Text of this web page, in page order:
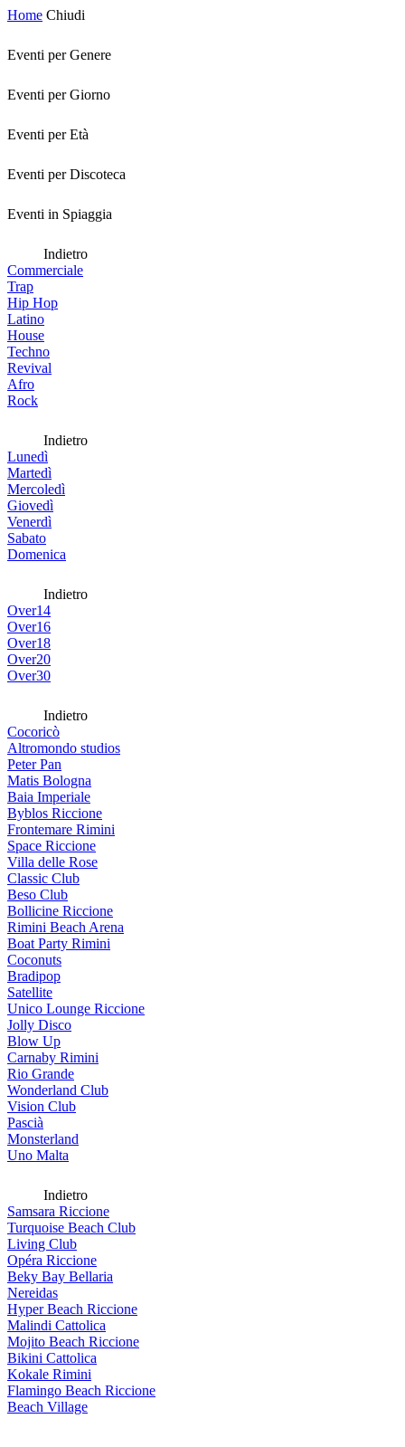
Home Chiudi
Eventi per Genere
Eventi per Giorno
Eventi per Età
Eventi per Discoteca
Eventi in Spiaggia
Indietro
Commerciale
Trap
Hip Hop
Latino
House
Techno
Revival
Afro
Rock
Indietro
Lunedì
Martedì
Mercoledì
Giovedì
Venerdì
Sabato
Domenica
Indietro
Over14
Over16
Over18
Over20
Over30
Indietro
Cocoricò
Altromondo studios
Peter Pan
Matis Bologna
Baia Imperiale
Byblos Riccione
Frontemare Rimini
Space Riccione
Villa delle Rose
Classic Club
Beso Club
Bollicine Riccione
Rimini Beach Arena
Boat Party Rimini
Coconuts
Bradipop
Satellite
Unico Lounge Riccione
Jolly Disco
Blow Up
Carnaby Rimini
Rio Grande
Wonderland Club
Vision Club
Pascià
Monsterland
Uno Malta
Indietro
Samsara Riccione
Turquoise Beach Club
Living Club
Opéra Riccione
Beky Bay Bellaria
Nereidas
Hyper Beach Riccione
Malindi Cattolica
Mojito Beach Riccione
Bikini Cattolica
Kokale Rimini
Flamingo Beach Riccione
Beach Village